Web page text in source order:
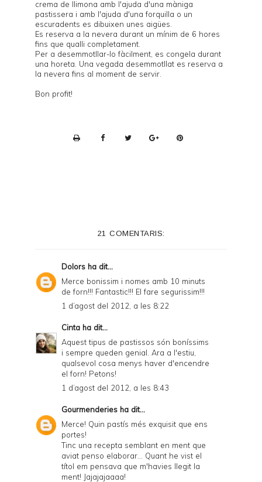
crema de llimona amb l'ajuda d'una màniga
pastissera i amb l'ajuda d'una forquilla o un
escuradents es dibuixen unes aigües.
Es reserva a la nevera durant un mínim de 6 hores
fins que qualli completament.
Per a desemmotllar-lo fàcilment, es congela durant
una horeta. Una vegada desemmotllat es reserva a
la nevera fins al moment de servir.
Bon profit!
i
e
n
d
l
D
21 COMENTARIS:
Dolors ha dit...
Merce bonissim i nomes amb 10 minuts
de forn!!! Fantastic!!! El fare segurissim!!!
1 d’agost del 2012, a les 8:22
Cinta ha dit...
Aquest tipus de pastissos són boníssims
i sempre queden genial. Ara a l'estiu,
qualsevol cosa menys haver d'encendre
el forn! Petons!
1 d’agost del 2012, a les 8:43
Gourmenderies ha dit...
Merce! Quin pastís més exquisit que ens
portes!
Tinc una recepta semblant en ment que
aviat penso elaborar... Quant he vist el
títol em pensava que m'havies llegit la
ment! Jajajajaaaa!